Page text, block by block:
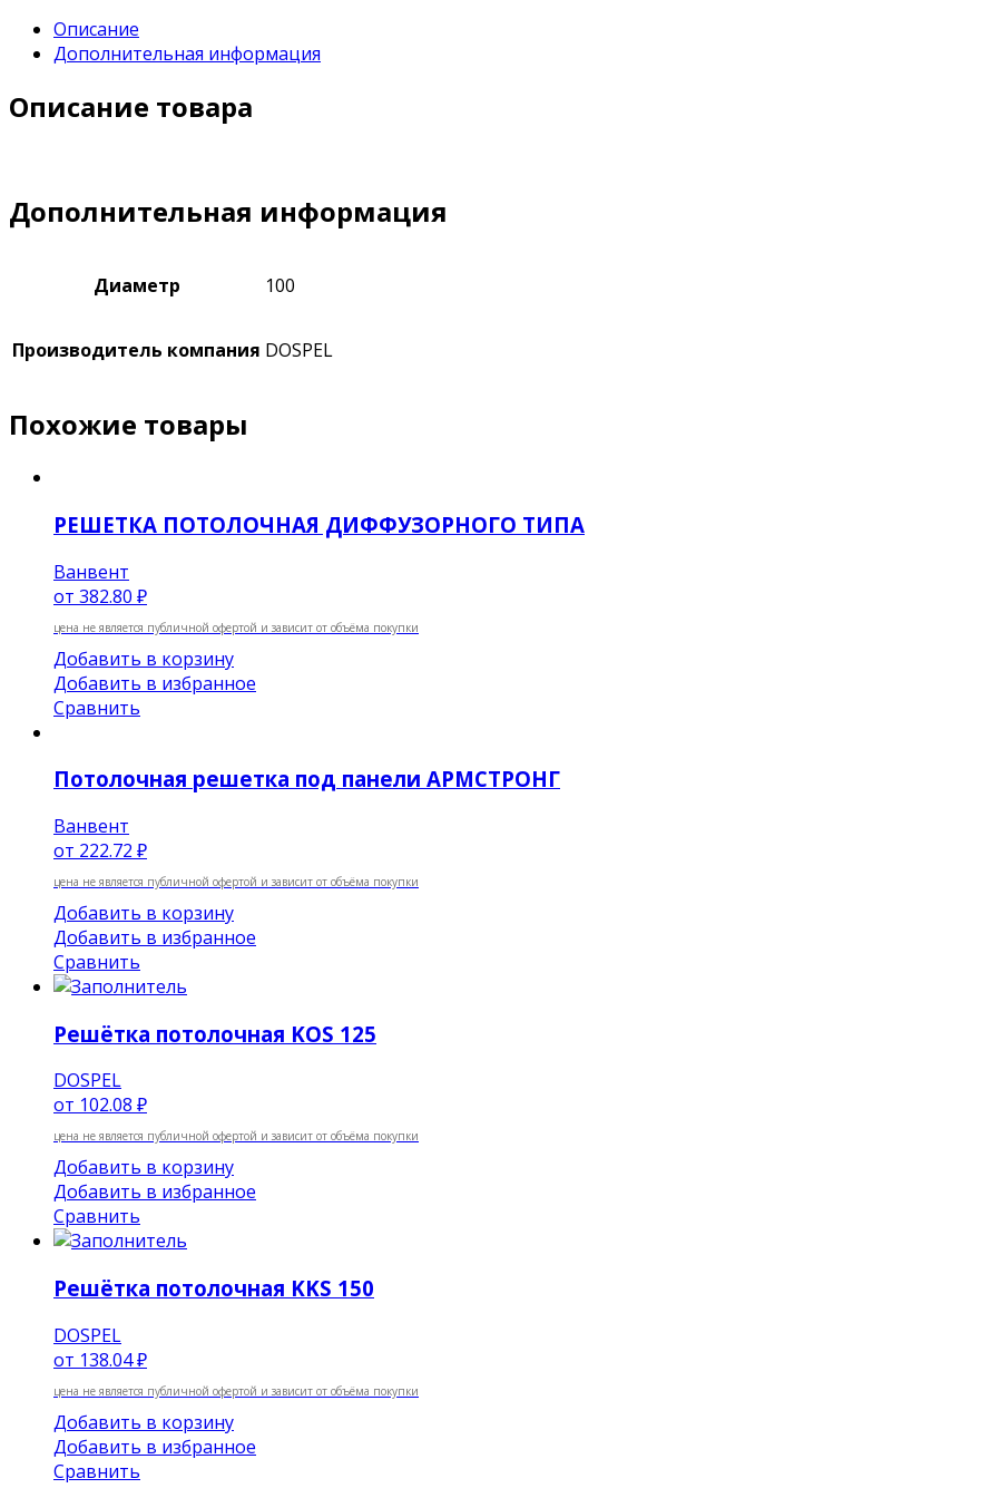
Описание
Дополнительная информация
Описание товара
Дополнительная информация
Диаметр 100
Производитель компания DOSPEL
Похожие товары
РЕШЕТКА ПОТОЛОЧНАЯ ДИФФУЗОРНОГО ТИПА
Ванвент
от 382.80 ₽
цена не является публичной офертой и зависит от объёма покупки
Добавить в корзину
Добавить в избранное
Сравнить
Потолочная решетка под панели АРМСТРОНГ
Ванвент
от 222.72 ₽
цена не является публичной офертой и зависит от объёма покупки
Добавить в корзину
Добавить в избранное
Сравнить
Решётка потолочная KOS 125
DOSPEL
от 102.08 ₽
цена не является публичной офертой и зависит от объёма покупки
Добавить в корзину
Добавить в избранное
Сравнить
Решётка потолочная KKS 150
DOSPEL
от 138.04 ₽
цена не является публичной офертой и зависит от объёма покупки
Добавить в корзину
Добавить в избранное
Сравнить